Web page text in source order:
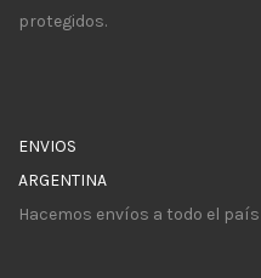
protegidos.
ENVIOS
ARGENTINA
Hacemos envíos a todo el país